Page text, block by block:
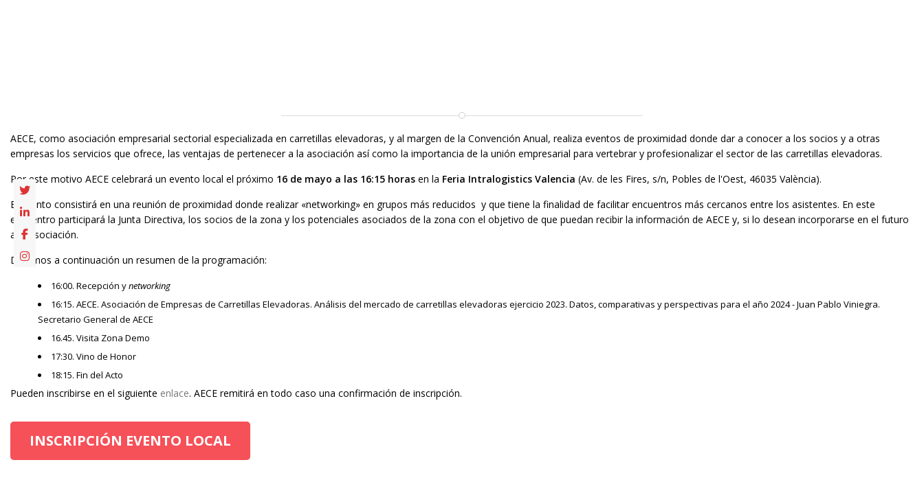
AECE, como asociación empresarial sectorial especializada en carretillas elevadoras, y al margen de la Convención Anual, realiza eventos de proximidad donde dar a conocer a los socios y a otras
empresas los servicios que ofrece, las ventajas de pertenecer a la asociación así como la importancia de la unión empresarial para vertebrar y profesionalizar el sector de las carretillas elevadoras.
Por este motivo AECE celebrará un evento local el próximo 16 de mayo a las 16:15 horas en la Feria Intralogistics Valencia (Av. de les Fires, s/n, Pobles de l'Oest, 46035 València).
El evento consistirá en una reunión de proximidad donde realizar «networking» en grupos más reducidos y que tiene la finalidad de facilitar encuentros más cercanos entre los asistentes. En este
encuentro participará la Junta Directiva, los socios de la zona y los potenciales asociados de la zona con el objetivo de que puedan recibir la información de AECE y, si lo desean incorporarse en el futuro
a la asociación.
Dejamos a continuación un resumen de la programación:
16:00. Recepción ynetworking
16:15. AECE. Asociación de Empresas de Carretillas Elevadoras. Análisis del mercado de carretillas elevadoras ejercicio 2023. Datos, comparativas y perspectivas para el año 2024 - Juan Pablo Viniegra.
Secretario General de AECE
16.45. Visita Zona Demo
17:30. Vino de Honor
18:15. Fin del Acto
Pueden inscribirse en el siguiente enlace. AECE remitirá en todo caso una confirmación de inscripción.
INSCRIPCIÓN EVENTO LOCAL